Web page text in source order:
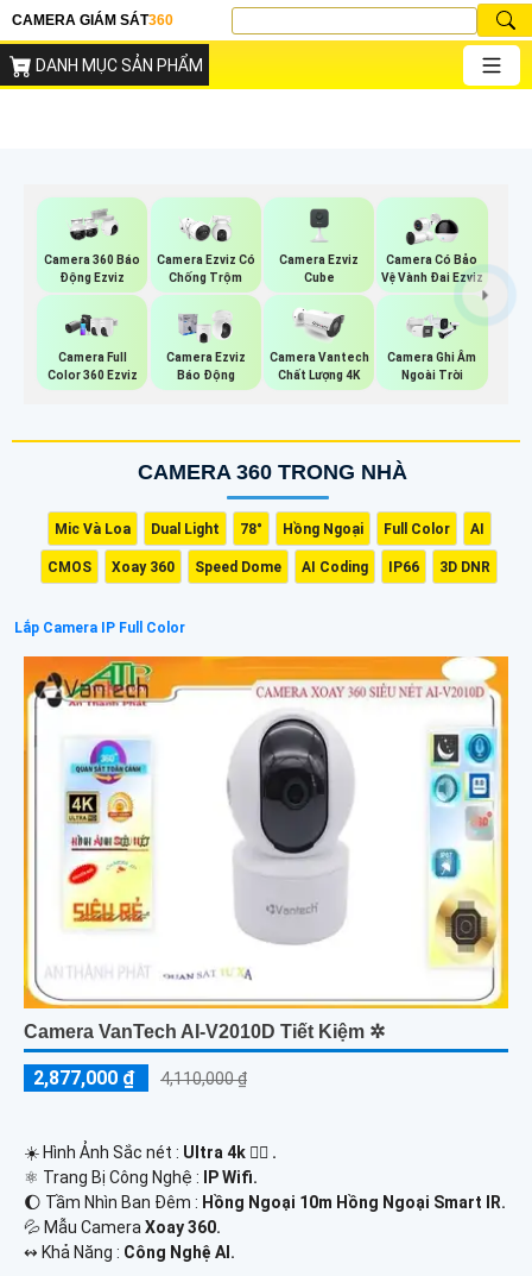
CAMERA GIÁM SÁT360
DANH MỤC SẢN PHẨM
Camera 360 Báo
Động Ezviz
Camera Ezviz Có
Chống Trộm
Camera Ezviz
Cube
Camera Có Bảo
Vệ Vành Đai Ezviz
Camera Full
Color 360 Ezviz
Camera Ezviz
Báo Động
Camera Vantech
Chất Lượng 4K
Camera Ghi Âm
Ngoài Trời
CAMERA 360 TRONG NHÀ
Mic Và Loa Dual Light 78° Hồng Ngoại Full Color AI
CMOS Xoay 360 Speed Dome AI Coding IP66 3D DNR
Lắp Camera IP Full Color
Camera VanTech AI-V2010D Tiết Kiệm ✲
2,877,000 ₫ 4,110,000 ₫
☀️ Hình Ảnh Sắc nét : Ultra 4k 👍🏾 .
⚛️ Trang Bị Công Nghệ :
IP Wifi.
🌔 Tầm Nhìn Ban Đêm : Hồng Ngoại 10m Hồng Ngoại Smart IR.
💦 Mẫu CameraXoay 360.
️↭ Khả Năng : Công Nghệ AI.